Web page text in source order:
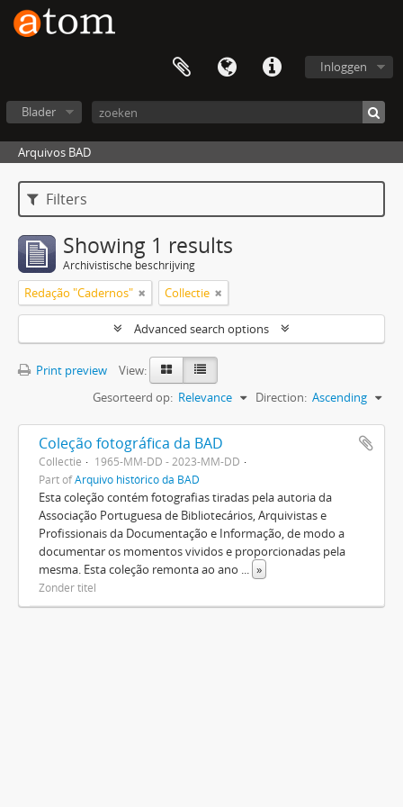
Inloggen
Blader
Arquivos BAD
Filters
Showing 1 results
Archivistische beschrijving
Redação "Cadernos" Collectie
Advanced search options
Print preview
View:
Gesorteerd op: Relevance Direction: Ascending
Coleção fotográfica da BAD
Collectie
1965-MM-DD - 2023-MM-DD
Part ofArquivo histórico da BAD
Esta coleção contém fotografias tiradas pela autoria da
Associação Portuguesa de Bibliotecários, Arquivistas e
Profissionais da Documentação e Informação, de modo a
documentar os momentos vividos e proporcionadas pela
mesma. Esta coleção remonta ao ano ... »
Zonder titel